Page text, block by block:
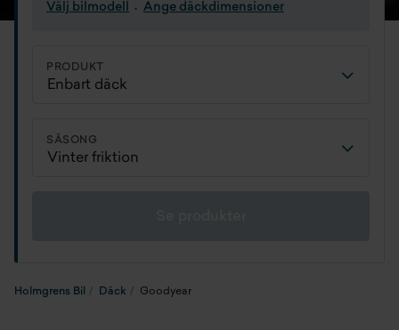
Välj bilmodell
Ange däckdimensioner
PRODUKT
SÄSONG
Holmgrens Bil Däck Goodyear